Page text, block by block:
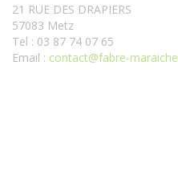
21 RUE DES DRAPIERS
57083 Metz
Tel : 03 87 74 07 65
Email : contact@fabre-